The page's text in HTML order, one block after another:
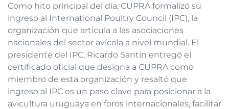
Como hito principal del día, CUPRA formalizó su
ingreso al International Poultry Council (IPC), la
organización que articula a las asociaciones
nacionales del sector avícola a nivel mundial. El
presidente del IPC, Ricardo Santín entregó el
certificado oficial que designa a CUPRA como
miembro de esta organización y resaltó que
ingreso al IPC es un paso clave para posicionar a la
avicultura uruguaya en foros internacionales, facilitar